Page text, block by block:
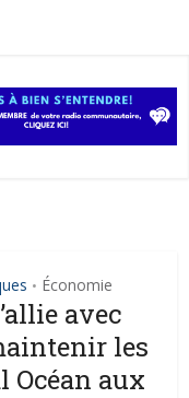
• Économie
avec
les
Océan aux